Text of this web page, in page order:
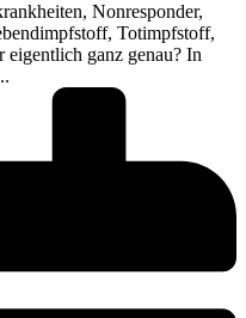
Nonresponder,
Totimpfstoff,
ganz genau? In